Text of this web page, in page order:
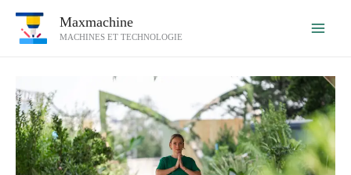
Maxmachine
MACHINES ET TECHNOLOGIE